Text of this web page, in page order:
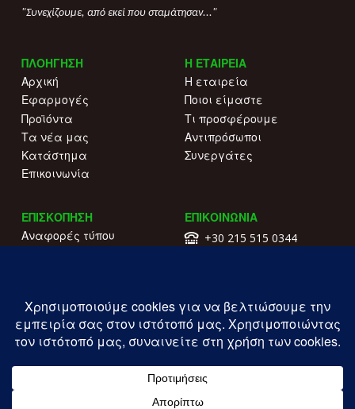
"Συνεχίζουμε, από εκεί που σταμάτησαν..."
ΠΛΟΗΓΗΣΗ
Αρχική
Εφαρμογές
Προϊόντα
Τα νέα μας
Κατάστημα
Επικοινωνία
Η ΕΤΑΙΡΕΙΑ
Η εταιρεία
Ποιοι είμαστε
Τι προσφέρουμε
Αντιπρόσωποι
Συνεργάτες
ΕΠΙΣΚΟΠΗΣΗ
Αναφορές τύπου
Πολιτική απορρήτου
ΕΠΙΚΟΙΝΩΝΙΑ
+30 215 515 0344
ΓΕΜΗ: 177203407000
Copyright ILIOFOS IM © 2026